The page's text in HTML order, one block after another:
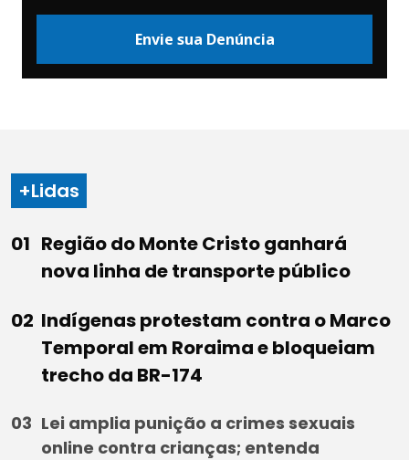
Envie sua Denúncia
+Lidas
Região do Monte Cristo ganhará
nova linha de transporte público
Indígenas protestam contra o Marco
Temporal em Roraima e bloqueiam
trecho da BR-174
Lei amplia punição a crimes sexuais
online contra crianças; entenda